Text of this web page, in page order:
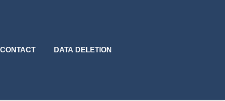
CONTACT DATA DELETION